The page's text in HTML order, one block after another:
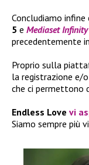
Concludiamo infine
5 e Mediaset Infinity
precedentemente
Proprio sulla
la registrazione e/
che ci permettono
Endless Love vi
Siamo sempre più